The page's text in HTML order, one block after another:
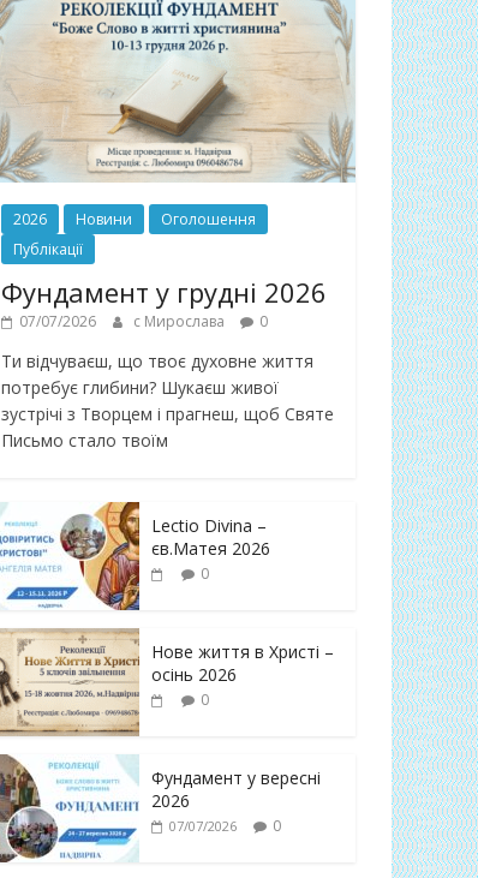
2026 Новини
Оголошення
Публікації
Фундамент у грудні 2026
07/07/2026 с Мирослава 0
Ти відчуваєш, що твоє духовне життя
потребує глибини? Шукаєш живої
зустрічі з Творцем і прагнеш, щоб Святе
Письмо стало твоїм
Lectio Divina –
єв.Матея 2026
0
Нове життя в Христі –
осінь 2026
0
Фундамент у вересні
2026
07/07/2026 0